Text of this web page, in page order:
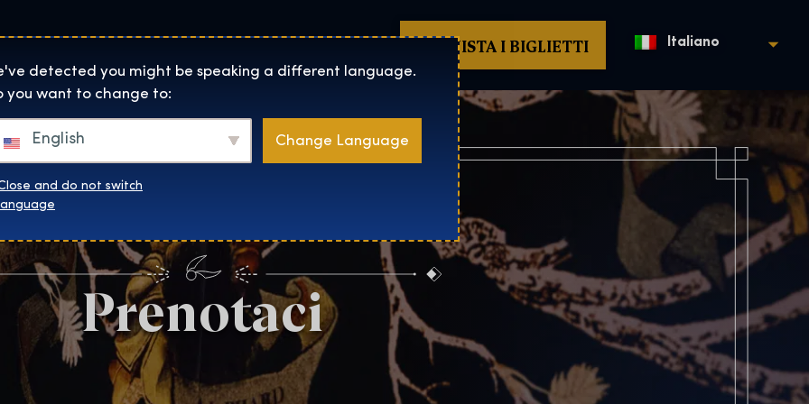
Exhibition home page
Sedi Informazioni su Negozio ACQUISTA I BIGLIETTI Italiano
Prenotaci
detected you might be speaking a different language.
you want to change to:
English Change Language
and do not switch